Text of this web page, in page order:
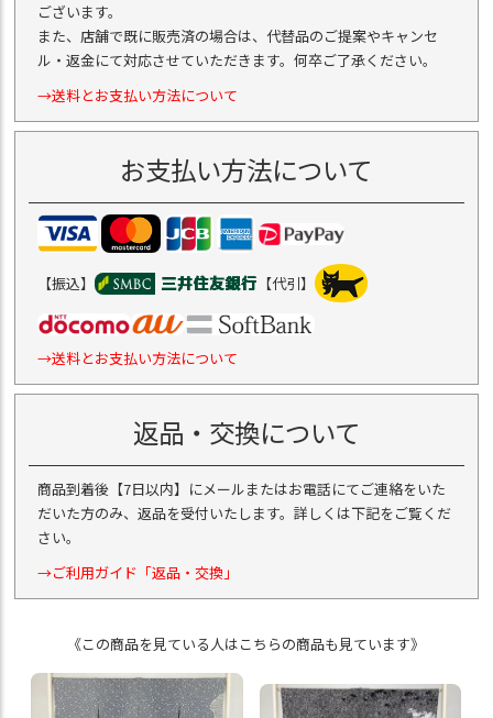
ございます。
また、店舗で既に販売済の場合は、代替品のご提案やキャンセ
ル・返金にて対応させていただきます。何卒ご了承ください。
→送料とお支払い方法について
お支払い方法について
【振込】 【代引】
→送料とお支払い方法について
返品・交換について
商品到着後【7日以内】にメールまたはお電話にてご連絡をいた
だいた方のみ、返品を受付いたします。詳しくは下記をご覧くだ
さい。
→ご利用ガイド「返品・交換」
《この商品を見ている人はこちらの商品も見ています》